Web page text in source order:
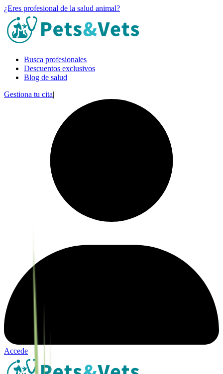
¿Eres profesional de la salud animal?
Busca profesionales
Descuentos exclusivos
Blog de salud
Gestiona tu cita|
Accede